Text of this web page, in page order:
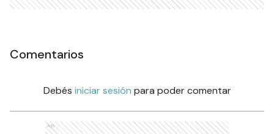
Comentarios
Debés iniciar sesión para poder comentar
Ads